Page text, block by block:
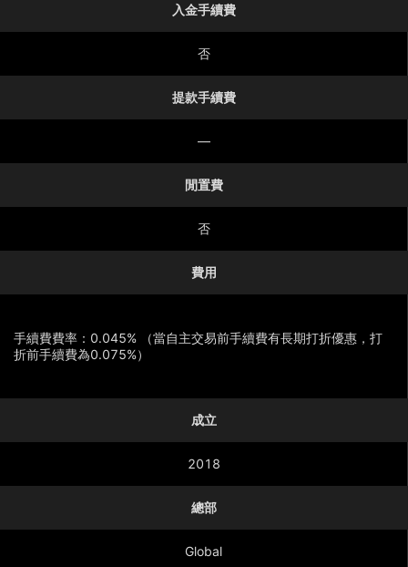
入金手續費
否
提款手續費
—
閒置費
否
費用
手續費費率：0.045% （當自主交易前手續費有長期打折優惠，打
折前手續費為0.075%）
成立
2018
總部
Global